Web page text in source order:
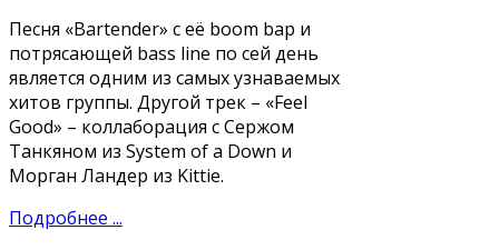
Песня «Bartender» с её boom bap и
потрясающей bass line по сей день
является одним из самых узнаваемых
хитов группы. Другой трек – «Feel
Good» – коллаборация с Сержом
Танкяном из System of a Down и
Морган Ландер из Kittie.
Подробнее ...